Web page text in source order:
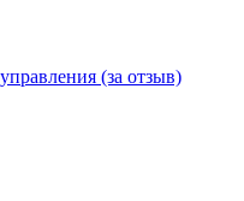
(за отзыв)